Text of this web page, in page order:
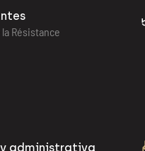
Résistance
administrativa